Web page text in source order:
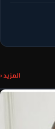
المزيد ‹